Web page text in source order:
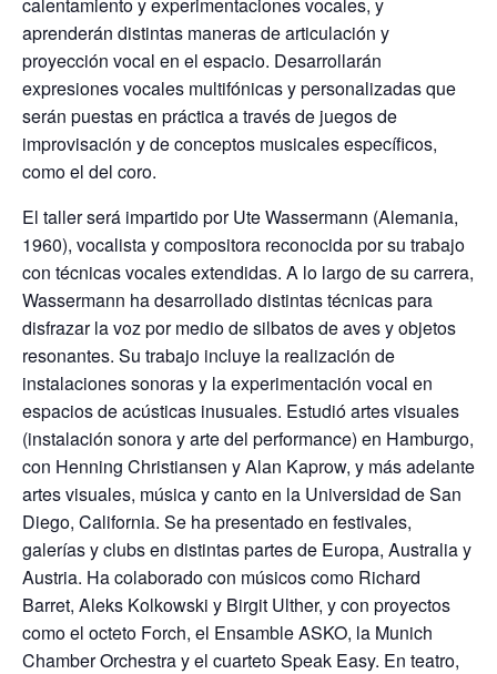
aprenderán distintas maneras de articulación y
proyección vocal en el espacio. Desarrollarán
expresiones vocales multifónicas y personalizadas que
serán puestas en práctica a través de juegos de
improvisación y de conceptos musicales específicos,
como el del coro.
El taller será impartido por Ute Wassermann (Alemania,
1960), vocalista y compositora reconocida por su trabajo
con técnicas vocales extendidas. A lo largo de su carrera,
Wassermann ha desarrollado distintas técnicas para
disfrazar la voz por medio de silbatos de aves y objetos
resonantes. Su trabajo incluye la realización de
instalaciones sonoras y la experimentación vocal en
espacios de acústicas inusuales. Estudió artes visuales
(instalación sonora y arte del performance) en Hamburgo,
con Henning Christiansen y Alan Kaprow, y más adelante
artes visuales, música y canto en la Universidad de San
Diego, California. Se ha presentado en festivales,
galerías y clubs en distintas partes de Europa, Australia y
Austria. Ha colaborado con músicos como Richard
Barret, Aleks Kolkowski y Birgit Ulther, y con proyectos
como el octeto Forch, el Ensamble ASKO, la Munich
Chamber Orchestra y el cuarteto Speak Easy. En teatro,